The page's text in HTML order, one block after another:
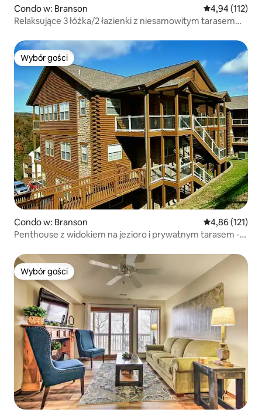
Condo w: Branson Średnia
4,94 (112)
Relaksujące 3 łóżka/2 łazienki z niesamowitym tarasem
Wybór gości
Wybór gości
Condo w: Branson Średnia
4,86 (121)
Penthouse z widokiem na jezioro i prywatnym tarasem -
Wybór gości
Wybór gości